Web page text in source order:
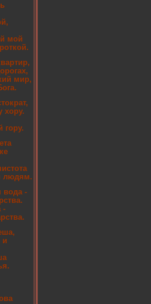
мой
мир,
хору.
гору.
людям.
вода -
-
и